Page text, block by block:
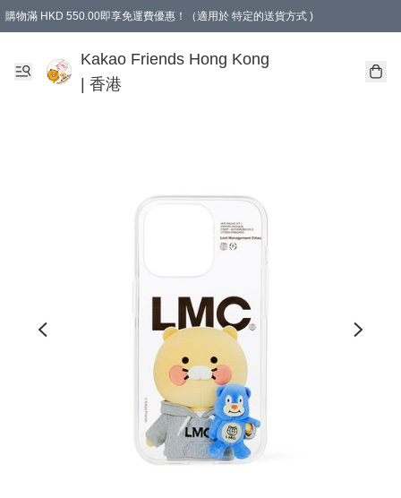
購物滿 HKD 550.00即享免運費優惠！（適用於 特定的送貨方式 )
Kakao Friends Hong Kong
| 香港